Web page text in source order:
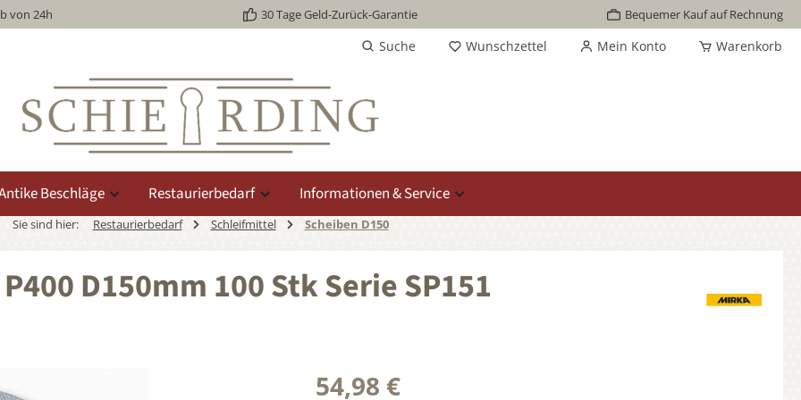
von 24h 30 Tage Geld-Zurück-Garantie Bequemer Kauf auf Rechnung
Suche Wunschzettel Mein Konto Warenkorb
Beschläge Restaurierbedarf Informationen & Service
Sie sind hier: Restaurierbedarf Schleifmittel Scheiben D150
D150mm 100 Stk Serie SP151
54,98 €